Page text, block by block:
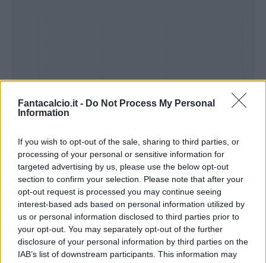
Fantacalcio.it - Do Not Process My Personal
Information
If you wish to opt-out of the sale, sharing to third parties, or
processing of your personal or sensitive information for
targeted advertising by us, please use the below opt-out
section to confirm your selection. Please note that after your
opt-out request is processed you may continue seeing
interest-based ads based on personal information utilized by
us or personal information disclosed to third parties prior to
your opt-out. You may separately opt-out of the further
disclosure of your personal information by third parties on the
IAB’s list of downstream participants. This information may
Bonus Malus
Presenze a
voto